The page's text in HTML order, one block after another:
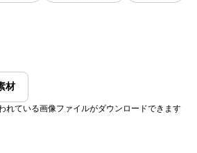
材
れている画像ファイルがダウンロードできます